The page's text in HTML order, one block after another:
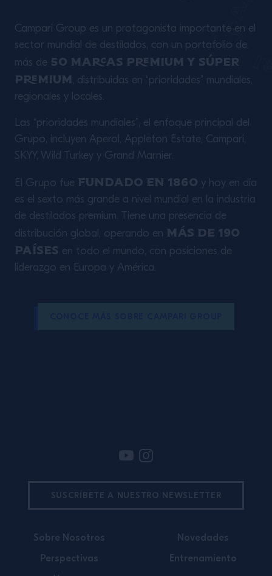
Campari Group es un protagonista importante en el
sector mundial de destilados, con un portafolio de
más de 50 marcas premium y súper
premium, distribuidas en “prioridades” mundiales,
regionales y locales.
Las “prioridades mundiales”, el enfoque principal del
Grupo, incluyen Aperol, Appleton Estate, Campari,
SKYY, Wild Turkey y Grand Marnier.
El Grupo fue fundado en 1860 y hoy en día
es el sexto más grande a nivel mundial en la industria
de destilados premium. Tiene una presencia de
distribución global, operando en más de 190
países en todo el mundo, con posiciones de
liderazgo en Europa y América.
Sobre Nosotros
Perspectivas
Novedades
Entrenamiento
SUSCRÍBETE A NUESTRO NEWSLETTER